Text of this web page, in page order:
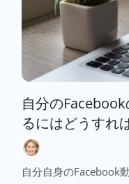
自分の
るにはどうすれ
自分自身のFacebook